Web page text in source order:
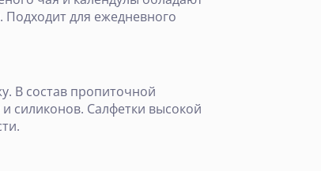
для ежедневного
В состав пропиточной
силиконов. Салфетки высокой